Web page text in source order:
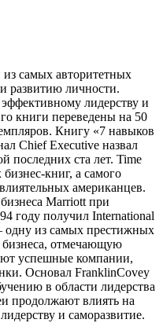
самых авторитетных
развитию личности.
лидерству и
книги переведены на 50
Книгу «7 навыков
Chief Executive назвал
последних ста лет. Time
книг, а самого
американцев.
Marriott при
году получил International
одну из самых престижных
бизнеса, отмечающую
успешные компании,
Основал FranklinCovey
в области лидерства
продолжают влиять на
и саморазвитие.